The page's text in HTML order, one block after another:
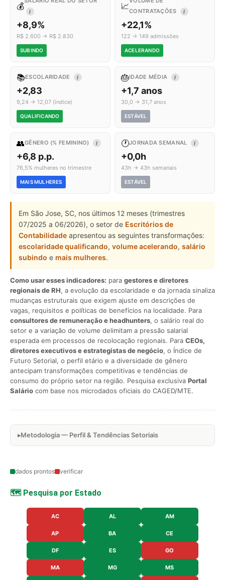
💰
I
+8,9%
R$ 2.600 → R$ 2.830
SUBINDO
📈CONTRATAÇÕES
I
+22,1%
122 → 149 admissões
ACELERANDO
📚ESCOLARIDADE I
+2,83
9,24 → 12,07 (índice)
QUALIFICANDO
🎂IDADE MÉDIA I
+1,7 anos
30,0 → 31,7 anos
ESTÁVEL
👥GÊNERO (% FEMININO) I
+6,8 p.p.
76,5% mulheres no trimestre
MAIS MULHERES
🕐JORNADA SEMANAL I
+0,0h
43h → 43h semanais
ESTÁVEL
Em São Jose, SC, nos últimos 12 meses (trimestres
07/2025 a 06/2026), o setor de Escritórios de
Contabilidade apresentou as seguintes transformações:
escolaridade qualificando, volume acelerando, salário
subindo e mais mulheres.
Como usar esses indicadores: para gestores e diretores
regionais de RH, a evolução da escolaridade e da jornada sinaliza
mudanças estruturais que exigem ajuste em descrições de
vagas, requisitos e políticas de benefícios na localidade. Para
consultores de remuneração e headhunters, o salário real do
setor e a variação de volume delimitam a pressão salarial
esperada em processos de recolocação regionais. Para CEOs,
diretores executivos e estrategistas de negócio, o Índice de
Futuro Setorial, o perfil etário e a diversidade de gênero
antecipam transformações competitivas e tendências de
consumo do próprio setor na região. Pesquisa exclusiva Portal
Salário com base nos microdados oficiais do CAGED/MTE.
Metodologia — Perfil & Tendências Setoriais
dados prontos verificar
🗺️ Pesquisa por Estado
AC AL AM
AP BA CE
DF ES GO
MA MG MS